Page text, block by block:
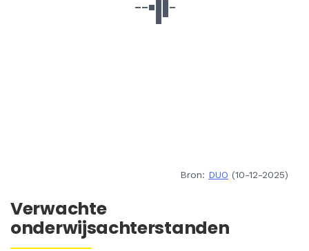
Bron: DUO (10-12-2025)
Verwachte
onderwijsachterstanden